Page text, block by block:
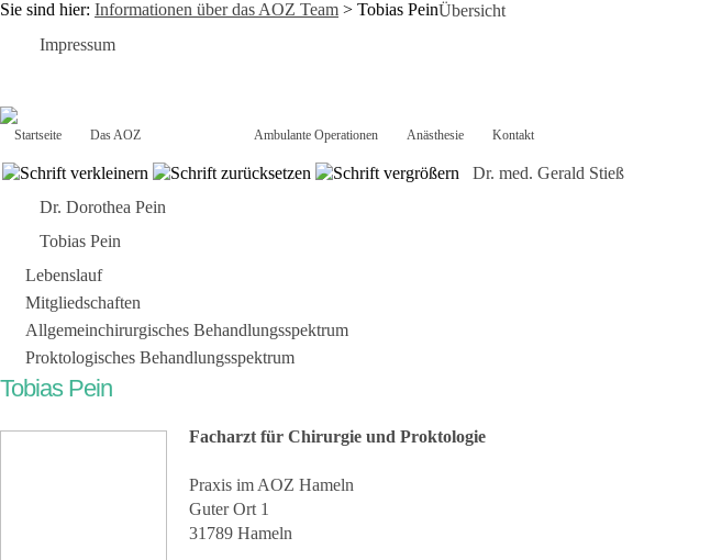
Sie sind hier: Informationen über das AOZ Team > Tobias PeinÜbersicht
Impressum
Startseite Das AOZ Ambulante Operationen Anästhesie Kontakt
Dr. med. Gerald Stieß
Dr. Dorothea Pein
Tobias Pein
Lebenslauf
Mitgliedschaften
Allgemeinchirurgisches Behandlungsspektrum
Proktologisches Behandlungsspektrum
Tobias Pein
Facharzt für Chirurgie und Proktologie
Praxis im AOZ Hameln
Guter Ort 1
31789 Hameln